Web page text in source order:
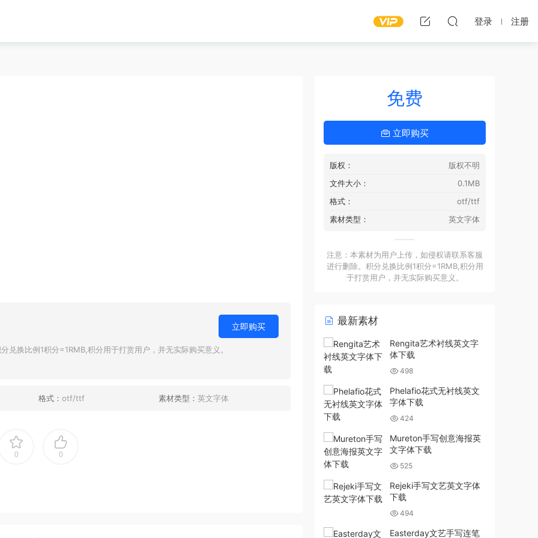
登录 注册
立即购买
换比例1积分=1RMB,积分用于打赏用户，并无实际购买意义。
格式： otf/ttf 素材类型： 英文字体
0 0
免费
立即购买
版权：
版权不明
文件大小：
0.1MB
格式：
otf/ttf
素材类型：
英文字体
注意：本素材为用户上传，如侵权请联系客服
进行删除。积分兑换比例1积分=1RMB,积分用
于打赏用户，并无实际购买意义。
最新素材
Rengita艺术衬线英文字
体下载
498
Phelafio花式无衬线英文
字体下载
424
Mureton手写创意海报英
文字体下载
525
Rejeki手写文艺英文字体
下载
494
Easterday文艺手写连笔